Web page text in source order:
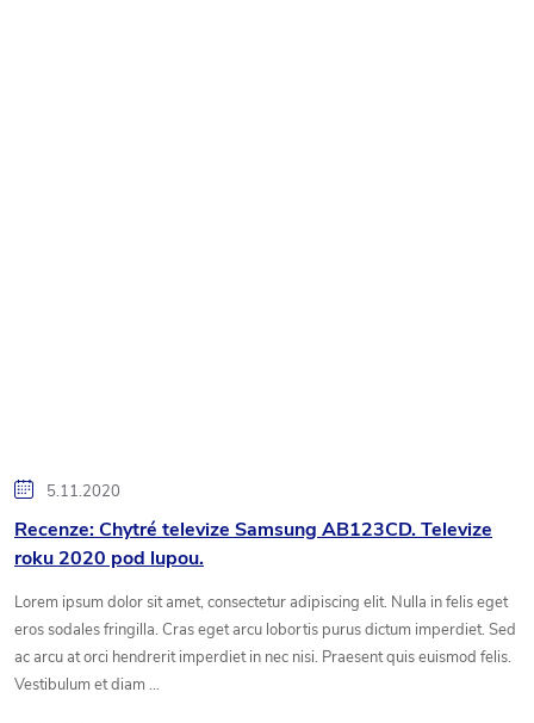
5.11.2020
Recenze: Chytré televize Samsung AB123CD. Televize
roku 2020 pod lupou.
Lorem ipsum dolor sit amet, consectetur adipiscing elit. Nulla in felis eget
eros sodales fringilla. Cras eget arcu lobortis purus dictum imperdiet. Sed
ac arcu at orci hendrerit imperdiet in nec nisi. Praesent quis euismod felis.
Vestibulum et diam ...